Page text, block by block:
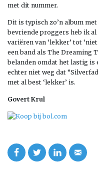
met dit nummer.
Dit is typisch zo’n album
bevriende proggers heb ik
variëren van ‘lekker’ tot
een band als The Dreaming
belanden omdat het lastig is
echter niet weg dat
met al best ‘lekker’ is.
Govert Krul